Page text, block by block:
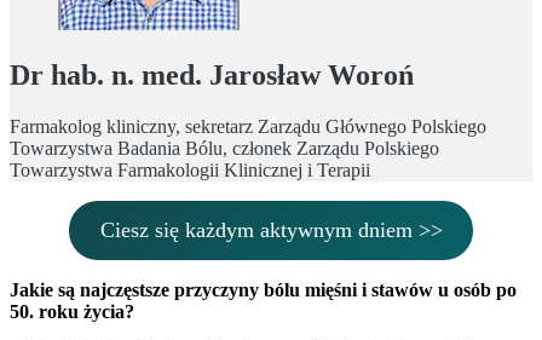
Dr hab. n. med. Jarosław Woroń
Farmakolog kliniczny, sekretarz Zarządu Głównego Polskiego
Towarzystwa Badania Bólu, członek Zarządu Polskiego
Towarzystwa Farmakologii Klinicznej i Terapii
Ciesz się każdym aktywnym dniem >>
Jakie są najczęstsze przyczyny bólu mięśni i stawów u osób po
50. roku życia?